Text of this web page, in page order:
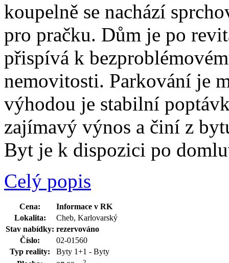
koupelně se nachází
pro pračku. Dům je po
přispívá k
nemovitosti. Parkování je
výhodou je stabilní
zajímavý výnos a činí z
Byt je k dispozici po
Celý popis
Cena:
Informace v RK
Lokalita:
Cheb, Karlovarský
Stav nabídky: rezervováno
Číslo:
02-01560
Typ reality:
Byty 1+1 - Byty